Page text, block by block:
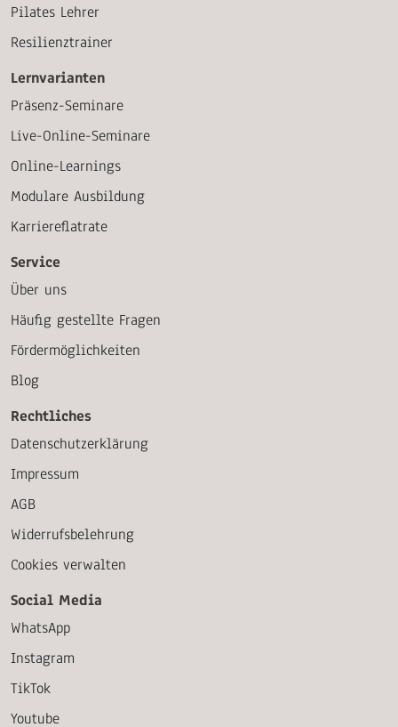
Pilates Lehrer
Resilienztrainer
Lernvarianten
Präsenz-Seminare
Live-Online-Seminare
Online-Learnings
Modulare Ausbildung
Karriereflatrate
Service
Über uns
Häufig gestellte Fragen
Fördermöglichkeiten
Blog
Rechtliches
Datenschutzerklärung
Impressum
AGB
Widerrufsbelehrung
Cookies verwalten
Social Media
WhatsApp
Instagram
TikTok
Youtube